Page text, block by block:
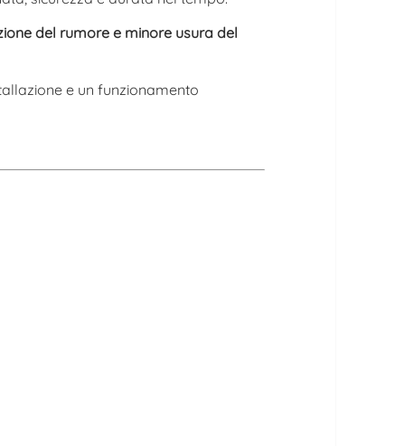
del rumore e minore usura del
e un funzionamento